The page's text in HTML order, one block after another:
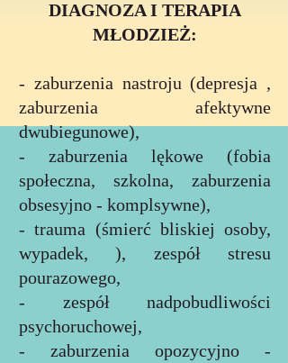
DIAGNOZA I TERAPIA
MŁODZIEŻ:
- zaburzenia nastroju (depresja ,
zaburzenia afektywne
dwubiegunowe),
- zaburzenia lękowe (fobia
społeczna, szkolna, zaburzenia
obsesyjno - komplsywne),
- trauma (śmierć bliskiej osoby,
wypadek, ), zespół stresu
pourazowego,
- zespół nadpobudliwości
psychoruchowej,
- zaburzenia opozycyjno -